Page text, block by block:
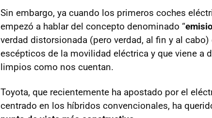
Sin embargo, ya cuando los primeros coches
empezó a hablar del concepto denominado “
verdad distorsionada (pero verdad, al fin y al
escépticos de la movilidad eléctrica y que viene a
limpios como nos cuentan.
Toyota, que recientemente ha apostado por el
centrado en los híbridos convencionales, ha